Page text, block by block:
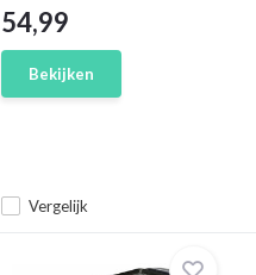
Vergelijk
54,99
Bekijken